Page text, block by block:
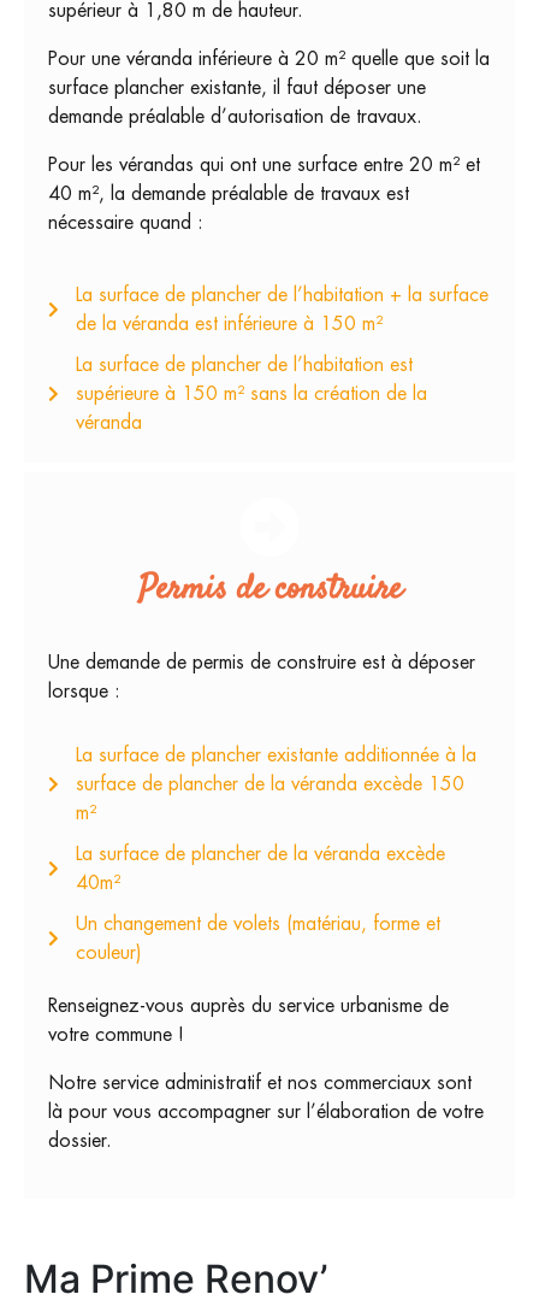
supérieur à 1,80 m de hauteur.
Pour une véranda inférieure à 20 m² quelle que soit la
surface plancher existante, il faut déposer une
demande préalable d’autorisation de travaux.
Pour les vérandas qui ont une surface entre 20 m² et
40 m², la demande préalable de travaux est
nécessaire quand :
La surface de plancher de l’habitation + la surface
de la véranda est inférieure à 150 m²
La surface de plancher de l’habitation est
supérieure à 150 m² sans la création de la
véranda
Permis de construire
Une demande de permis de construire est à déposer
lorsque :
La surface de plancher existante additionnée à la
surface de plancher de la véranda excède 150
m²
La surface de plancher de la véranda excède
40m²
Un changement de volets (matériau, forme et
couleur)
Renseignez-vous auprès du service urbanisme de
votre commune !
Notre service administratif et nos commerciaux sont
là pour vous accompagner sur l’élaboration de votre
dossier.
Ma Prime Renov’